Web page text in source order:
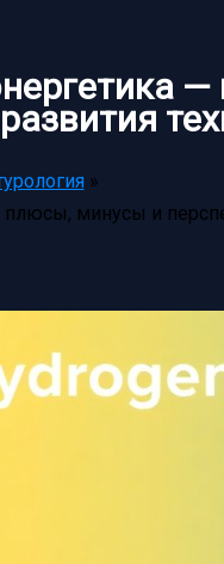
плюсы, минусы и